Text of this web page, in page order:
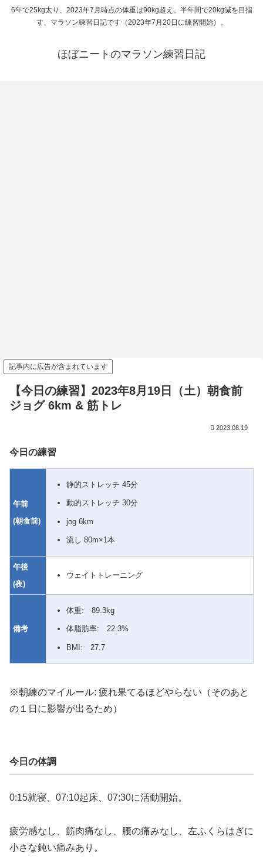
6年で25kg太り、2023年7月時点の体重は90kg超え。半年間で20kg減を目指
す、マラソン練習日記です（2023年7月20日に練習開始）。
ほぼニートのマラソン練習日記
記事内に広告が含まれています
【今日の練習】2023年8月19日（土）朝食前
ジョグ 6km & 筋トレ
2023.08.19
今日の練習
午前
(朝食前)
静的ストレッチ 45分
動的ストレッチ 30分
jog 6km
流し 80m×1本
午後
(夜)
ウェイトトレーニング
備考
体重: 89.3kg
体脂肪率: 22.3%
BMI: 27.7
※朝練のマイルール: 疲れ果てるほどやらない（そのあと
の１日に影響が出るため）
今日の体調
0:15就寝、07:10起床、07:30に活動開始。
疲労感なし、筋肉痛なし、腰の痛みなし、左ふくらはぎに
小さな鈍い痛みあり。